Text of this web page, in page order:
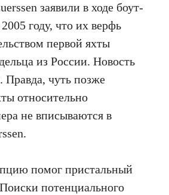
заявили в ходе боут-
году, что их верфь
первой яхты
из России. Новость
Правда, чуть позже
относительно
не вписываются в
помог пристальный
потенциального